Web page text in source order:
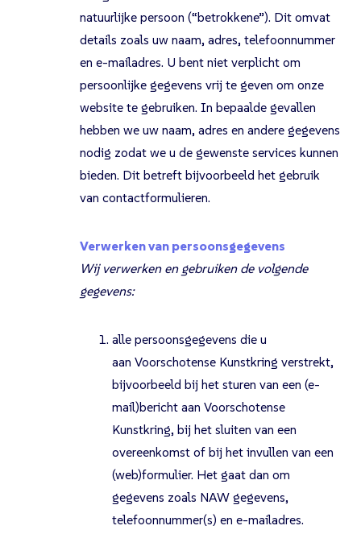
natuurlijke persoon (“betrokkene”). Dit omvat
details zoals uw naam, adres, telefoonnummer
en e-mailadres. U bent niet verplicht om
persoonlijke gegevens vrij te geven om onze
website te gebruiken. In bepaalde gevallen
hebben we uw naam, adres en andere gegevens
nodig zodat we u de gewenste services kunnen
bieden. Dit betreft bijvoorbeeld het gebruik
van contactformulieren.
Verwerken van persoonsgegevens
Wij verwerken en gebruiken de volgende
gegevens:
alle persoonsgegevens die u
aan Voorschotense Kunstkring verstrekt,
bijvoorbeeld bij het sturen van een (e-
mail)bericht aan Voorschotense
Kunstkring, bij het sluiten van een
overeenkomst of bij het invullen van een
(web)formulier. Het gaat dan om
gegevens zoals NAW gegevens,
telefoonnummer(s) en e-mailadres.